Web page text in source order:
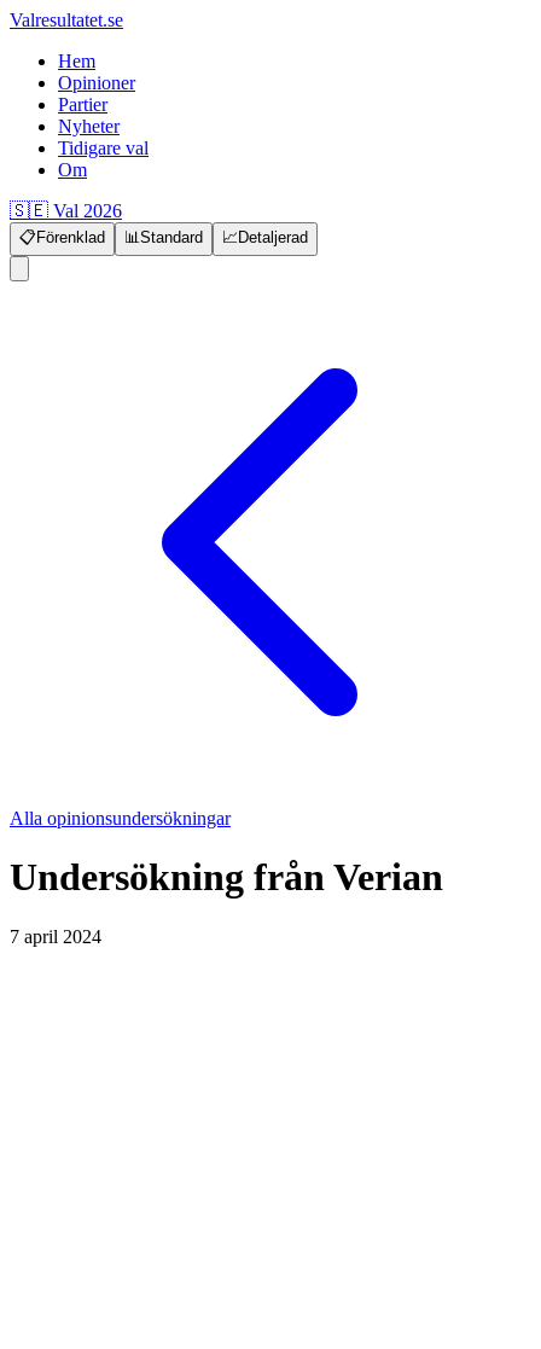
Valresultatet.se
Hem
Opinioner
Partier
Nyheter
Tidigare val
Om
🇸🇪 Val 2026
📋 Förenklad 📊Standard 📈Detaljerad
Alla opinionsundersökningar
Undersökning frånVerian
7 april 2024